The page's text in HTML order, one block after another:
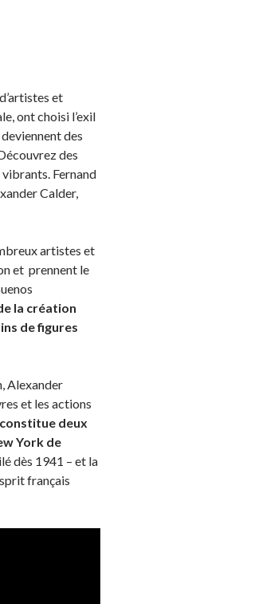
et
ont choisi l’exil
des
des
Fernand
Calder,
artistes et
et prennent le
la création
de figures
Alexander
et les actions
deux
York de
dès 1941 – et la
français